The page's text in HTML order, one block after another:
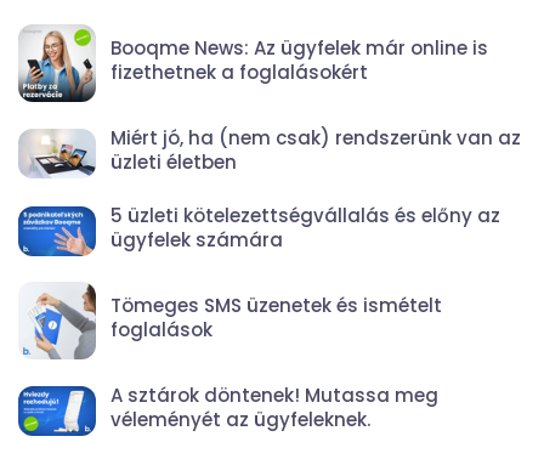
Booqme News: Az ügyfelek már online is
fizethetnek a foglalásokért
Miért jó, ha (nem csak) rendszerünk van az
üzleti életben
5 üzleti kötelezettségvállalás és előny az
ügyfelek számára
Tömeges SMS üzenetek és ismételt
foglalások
A sztárok döntenek! Mutassa meg
véleményét az ügyfeleknek.